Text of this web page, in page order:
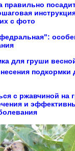
правильно
с фото
подкормки
с ржавчиной на
и